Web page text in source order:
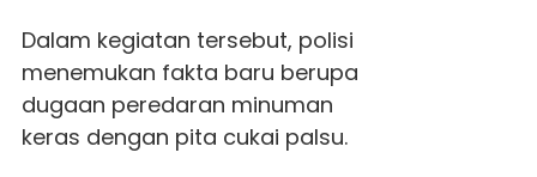
Dalam kegiatan tersebut, polisi
menemukan fakta baru berupa
dugaan peredaran minuman
keras dengan pita cukai palsu.